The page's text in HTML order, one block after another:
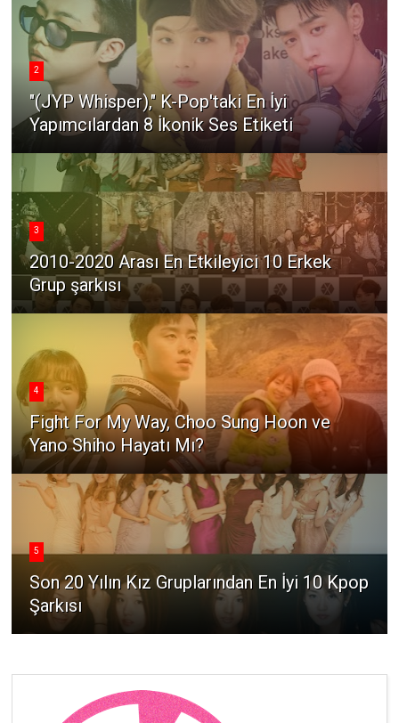
2
"(JYP Whisper)," K-Pop'taki En İyi
Yapımcılardan 8 İkonik Ses Etiketi
3
2010-2020 Arası En Etkileyici 10 Erkek
Grup şarkısı
4
Fight For My Way, Choo Sung Hoon ve
Yano Shiho Hayatı Mı?
5
Son 20 Yılın Kız Gruplarından En İyi 10 Kpop
Şarkısı